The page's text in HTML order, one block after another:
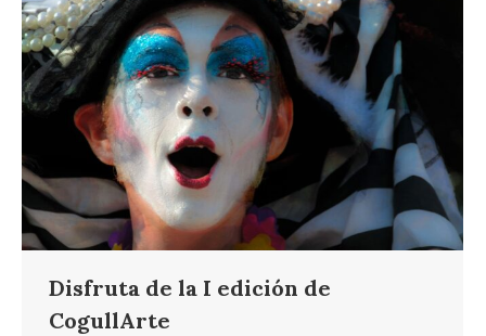
Disfruta de la I edición de
CogullArte